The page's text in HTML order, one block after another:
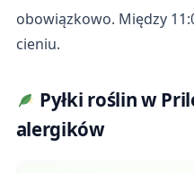
obowiązkowo. Między
cieniu.
Pyłki roślin w
alergików